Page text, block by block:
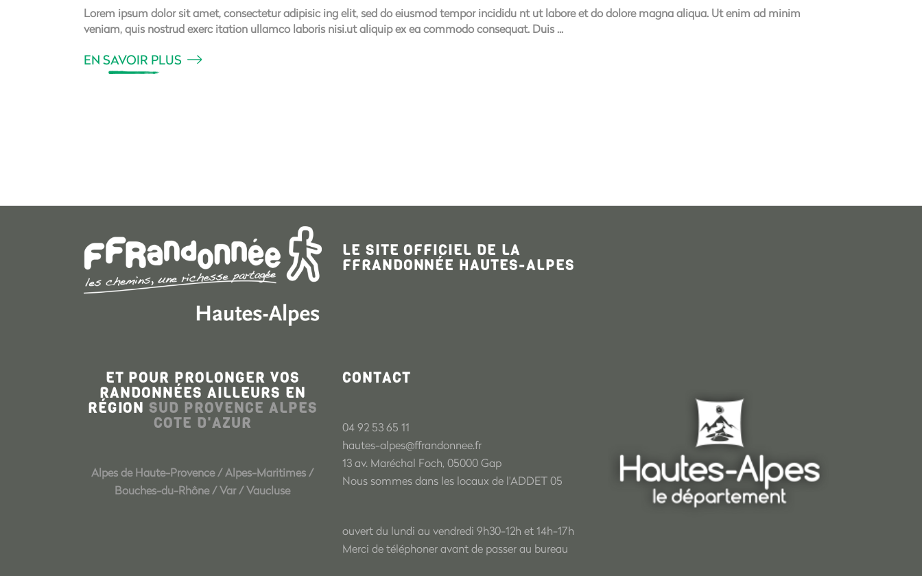
Lorem ipsum dolor sit amet, consectetur adipisic ing elit, sed do eiusmod tempor incididu nt ut labore et do dolore magna aliqua. Ut enim ad minim
veniam, quis nostrud exerc itation ullamco laboris nisi.ut aliquip ex ea commodo consequat. Duis
EN SAVOIR PLUS
LE SITE OFFICIEL DE LA
FFRANDONNÉE HAUTES-ALPES
ET POUR PROLONGER VOS
RANDONNÉES AILLEURS EN
RÉGION SUD PROVENCE ALPES
COTE D'AZUR
Alpes de Haute-Provence/Alpes-Maritimes/
Bouches-du-Rhône/Var/Vaucluse
CONTACT
04 92 53 65 11
hautes-alpes@ffrandonnee.fr
13 av. Maréchal Foch, 05000 Gap
Nous sommes dans les locaux de l'ADDET 05
ouvert du lundi au vendredi 9h30-12h et 14h-17h
Merci de téléphoner avant de passer au bureau